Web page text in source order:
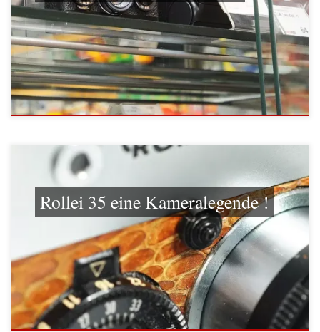
Rollei 35 eine Kameralegende !